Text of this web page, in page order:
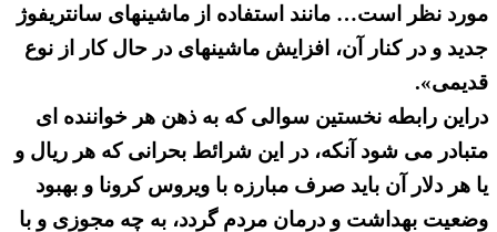
مورد نظر است… مانند استفاده از ماشینهای سانتریفوژ
جدید و در کنار آن، افزایش ماشینهای در حال کار از نوع
قدیمی».
دراین رابطه نخستین سوالی که به ذهن هر خواننده ای
متبادر می شود آنکه، در این شرائط بحرانی که هر ریال و
یا هر دلار آن باید صرف مبارزه با ویروس کرونا و بهبود
وضعیت بهداشت و درمان مردم گردد، به چه مجوزی و با